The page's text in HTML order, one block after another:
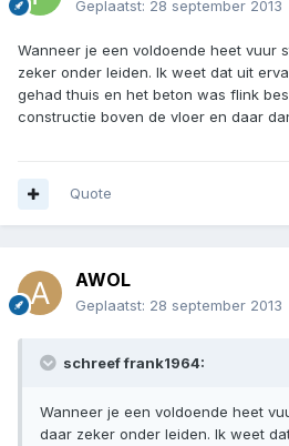
Geplaatst: 28 september 2013
Wanneer je een voldoende heet vuur
zeker onder leiden. Ik weet dat uit
gehad thuis en het beton was flink
constructie boven de vloer en daar
Quote
AWOL
Geplaatst: 28 september 2013
schreef frank1964:
Wanneer je een voldoende heet
daar zeker onder leiden. Ik weet